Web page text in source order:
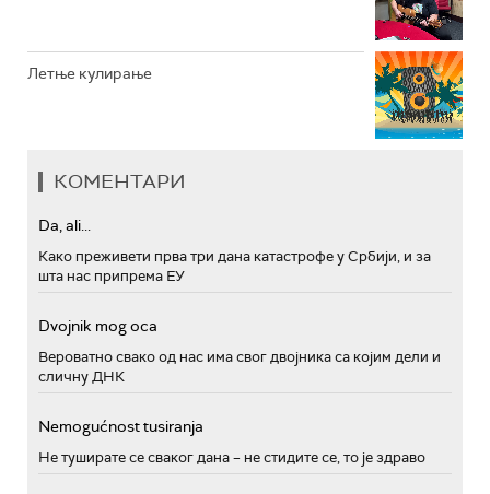
Летње кулирање
КОМЕНТАРИ
Da, ali...
Како преживети прва три дана катастрофе у Србији, и за
шта нас припрема ЕУ
Dvojnik mog oca
Вероватно свако од нас има свог двојника са којим дели и
сличну ДНК
Nemogućnost tusiranja
Не туширате се сваког дана – не стидите се, то је здраво